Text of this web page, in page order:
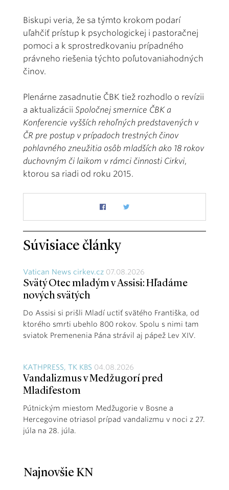
Biskupi veria, že sa týmto krokom podarí
uľahčiť prístup k psychologickej i pastoračnej
pomoci a k sprostredkovaniu prípadného
právneho riešenia týchto poľutovaniahodných
činov.
Plenárne zasadnutie ČBK tiež rozhodlo o revízii
a aktualizácii Spoločnej smernice ČBK a
Konferencie vyšších rehoľných predstavených v
ČR pre postup v prípadoch trestných činov
pohlavného zneužitia osôb mladších ako 18 rokov
duchovným či laikom v rámci činnosti Cirkvi,
ktorou sa riadi od roku 2015.
Súvisiace články
Vatican News cirkev.cz 07.08.2026
Svätý Otec mladým v Assisi: Hľadáme
nových svätých
Do Assisi si prišli Mladí uctiť svätého Františka, od
ktorého smrti ubehlo 800 rokov. Spolu s nimi tam
sviatok Premenenia Pána strávil aj pápež Lev XIV.
KATHPRESS, TK KBS 04.08.2026
Vandalizmus v Medžugorí pred
Mladifestom
Pútnickým miestom Medžugorie v Bosne a
Hercegovine otriasol prípad vandalizmu v noci z 27.
júla na 28. júla.
Najnovšie KN